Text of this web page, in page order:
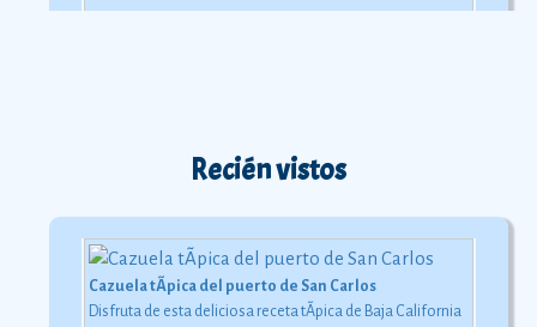
Recién vistos
Cazuela tÃ­pica del puerto de San Carlos
Disfruta de esta deliciosa receta tÃ­pica de Baja California